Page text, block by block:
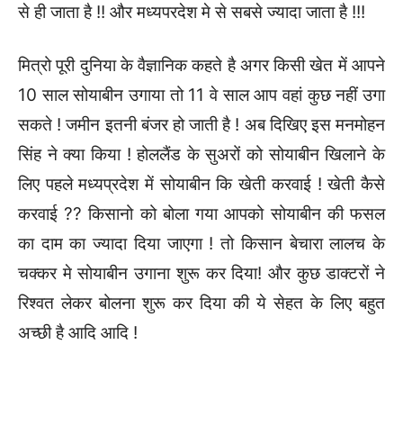
से ही जाता है !! और मध्यपरदेश मे से सबसे ज्यादा जाता है !!!
मित्रो पूरी दुनिया के वैज्ञानिक कहते है अगर किसी खेत में आपने
10 साल सोयाबीन उगाया तो 11 वे साल आप वहां कुछ नहीं उगा
सकते ! जमीन इतनी बंजर हो जाती है ! अब दिखिए इस मनमोहन
सिंह ने क्या किया ! होललैंड के सुअरों को सोयाबीन खिलाने के
लिए पहले मध्यप्रदेश में सोयाबीन कि खेती करवाई ! खेती कैसे
करवाई ?? किसानो को बोला गया आपको सोयाबीन की फसल
का दाम का ज्यादा दिया जाएगा ! तो किसान बेचारा लालच के
चक्कर मे सोयाबीन उगाना शुरू कर दिया! और कुछ डाक्टरों ने
रिश्वत लेकर बोलना शुरू कर दिया की ये सेहत के लिए बहुत
अच्छी है आदि आदि !